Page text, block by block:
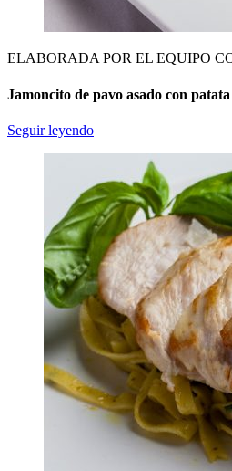
ELABORADA POR EL EQUIPO
Jamoncito de pavo asado con
Seguir leyendo